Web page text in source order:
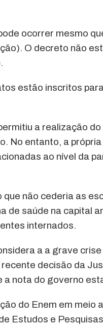
ocorrer mesmo
O decreto não
estão inscritos
a realização
No entanto, a
ao nível da
não cederia as
de saúde na capital
internados.
a a grave
decisão da
a nota do governo
do Enem em meio
Estudos e